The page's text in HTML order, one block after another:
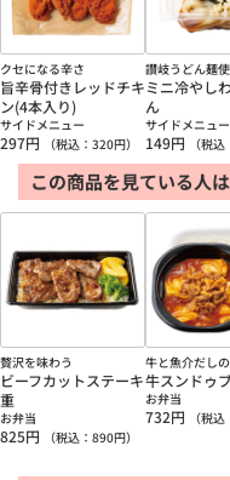
クセになる辛さ
旨辛骨付きレッドチキ
ン(4本入り)
サイドメニュー
297円 （税込： 320円）
讃岐うどん麺
ミニ冷やし
ん
サイドメニュー
149円 （税込
この商品を見ている人
贅沢を味わう
ビーフカットステーキ
重
お弁当
825円 （税込： 890円）
牛と魚介だし
牛スンドゥ
お弁当
732円 （税込